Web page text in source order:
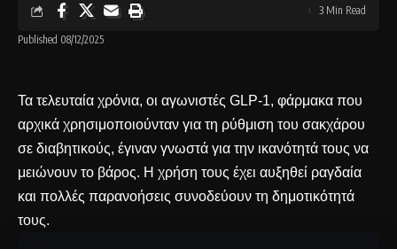
Published 08/12/2025
3 Min Read
Τα τελευταία χρόνια, οι αγωνιστές GLP-1, φάρμακα που
αρχικά χρησιμοποιούνταν για τη ρύθμιση του σακχάρου
σε διαβητικούς, έγιναν γνωστά για την ικανότητά τους να
μειώνουν το βάρος. Η χρήση τους έχει αυξηθεί ραγδαία
και πολλές παρανοήσεις συνοδεύουν τη δημοτικότητά
τους.